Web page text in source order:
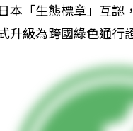
本「生態標章」互認
升級為跨國綠色通行